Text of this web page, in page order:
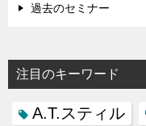
過去のセミナー
注目のキーワード
A.T.スティル